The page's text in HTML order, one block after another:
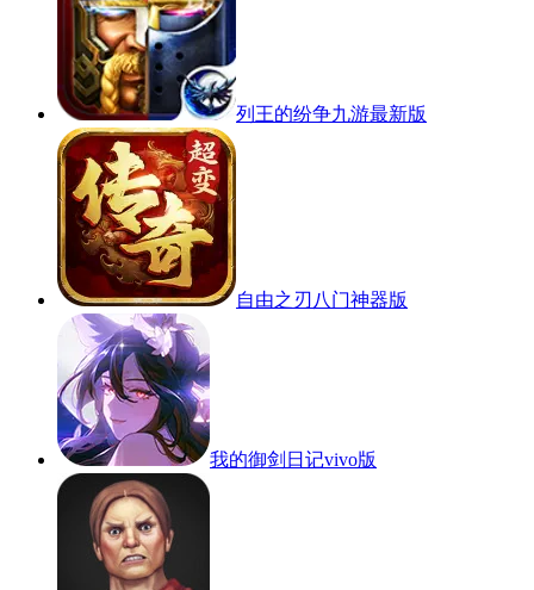
列王的纷争九游最新版
自由之刃八门神器版
我的御剑日记vivo版